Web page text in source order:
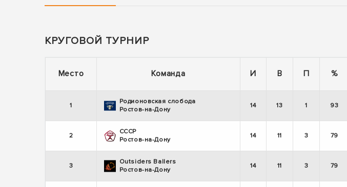
КРУГОВОЙ ТУРНИР
Место Команда И В П %
1
Родионовская слобода
Ростов-на-Дону
14 13 1 93
2
СССР
Ростов-на-Дону
14 11 3 79
3
Outsiders Ballers
Ростов-на-Дону
14 11 3 79